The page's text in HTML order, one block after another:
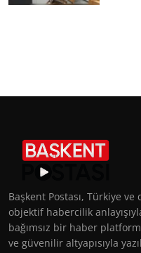
Başkent Postası, Türkiye
objektif habercilik
bağımsız bir haber
ve güvenilir altyapısıyla